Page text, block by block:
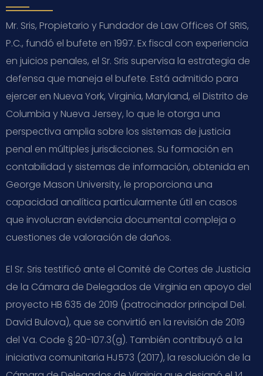
Mr. Sris, Propietario y Fundador de Law Offices Of SRIS,
P.C., fundó el bufete en 1997. Ex fiscal con experiencia
en juicios penales, el Sr. Sris supervisa la estrategia de
defensa que maneja el bufete. Está admitido para
ejercer en Nueva York, Virginia, Maryland, el Distrito de
Columbia y Nueva Jersey, lo que le otorga una
perspectiva amplia sobre los sistemas de justicia
penal en múltiples jurisdicciones. Su formación en
contabilidad y sistemas de información, obtenida en
George Mason University, le proporciona una
capacidad analítica particularmente útil en casos
que involucran evidencia documental compleja o
cuestiones de valoración de daños.
El Sr. Sris testificó ante el Comité de Cortes de Justicia
de la Cámara de Delegados de Virginia en apoyo del
proyecto HB 635 de 2019 (patrocinador principal Del.
David Bulova), que se convirtió en la revisión de 2019
del Va. Code § 20-107.3(g). También contribuyó a la
iniciativa comunitaria HJ573 (2017), la resolución de la